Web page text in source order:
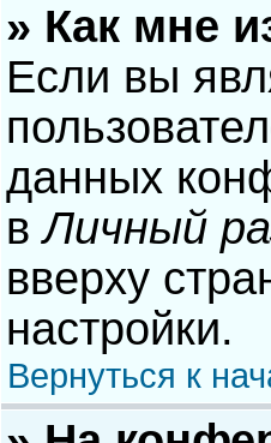
» Как мне
Если вы
данных
вЛичный
вверху
настройки.
Вернуться к